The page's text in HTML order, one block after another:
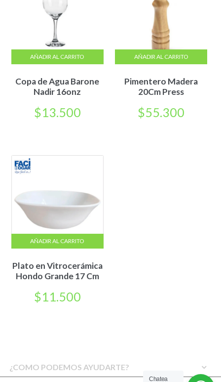
Copa de Agua Barone
Nadir 16onz
$13.500
AÑADIR AL CARRITO
Pimentero Madera
20Cm Press
$55.300
AÑADIR AL CARRITO
Plato en Vitrocerámica
Hondo Grande 17 Cm
$11.500
AÑADIR AL CARRITO
¿COMO PODEMOS AYUDARTE?
Chatea